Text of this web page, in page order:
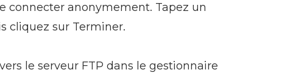
connecter anonymement. Tapez un
cliquez sur Terminer.
le serveur FTP dans le gestionnaire